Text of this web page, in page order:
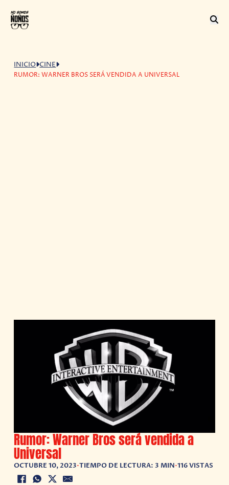
INICIO CINE
RUMOR: WARNER BROS SERÁ VENDIDA A UNIVERSAL
Rumor: Warner Bros será vendida a
Universal
OCTUBRE 10, 2023•TIEMPO DE LECTURA: 3 MIN•116 VISTAS